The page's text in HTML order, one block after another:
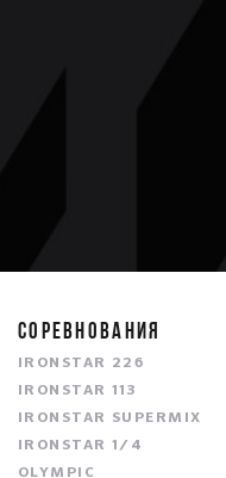
СОРЕВНОВАНИЯ
IRONSTAR 226
IRONSTAR 113
IRONSTAR SUPERMIX
IRONSTAR 1/4
OLYMPIC